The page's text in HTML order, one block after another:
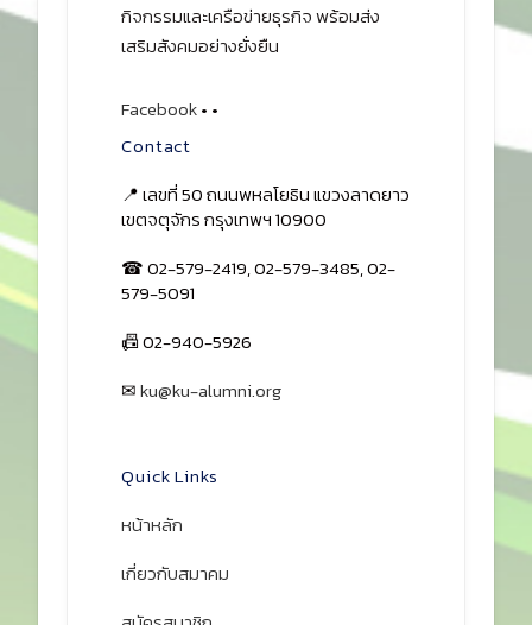
กิจกรรมและเครือข่ายธุรกิจ พร้อมส่ง
เสริมสังคมอย่างยั่งยืน
Facebook• •
Contact
📍 เลขที่ 50 ถนนพหลโยธิน แขวงลาดยาว
เขตจตุจักร กรุงเทพฯ 10900
☎ 02-579-2419, 02-579-3485, 02-
579-5091
📠 02-940-5926
✉ku@ku-alumni.org
Quick Links
หน้าหลัก
เกี่ยวกับสมาคม